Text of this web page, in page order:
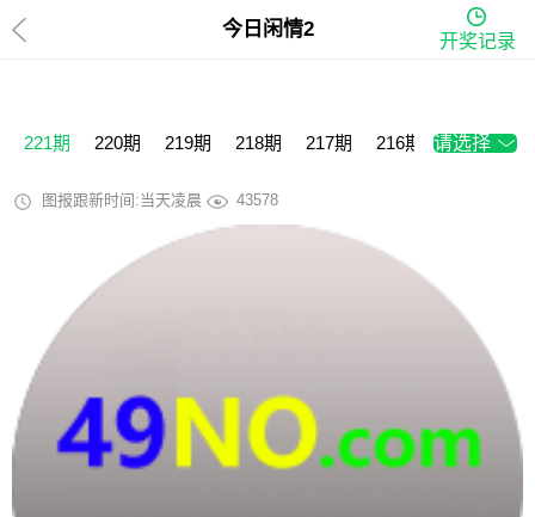
今日闲情2
开奖记录
221期 220期 219期 218期 217期 216期 215期
请选择
图报跟新时间:当天凌晨 43578